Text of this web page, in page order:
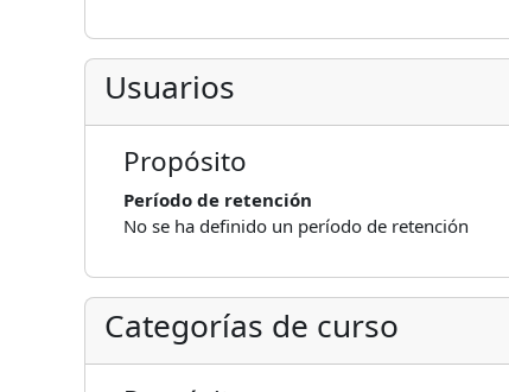
Usuarios
Propósito
Período de retención
No se ha definido un período de retención
Categorías de curso